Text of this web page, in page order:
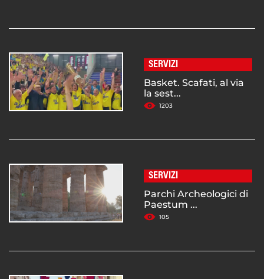
SERVIZI
Basket. Scafati, al via
la sest...
1203
SERVIZI
Parchi Archeologici di
Paestum ...
105